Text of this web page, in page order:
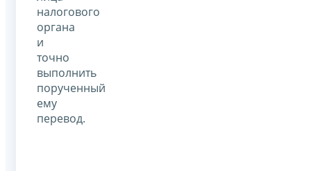
налогового
органа
и
точно
выполнить
порученный
ему
перевод.